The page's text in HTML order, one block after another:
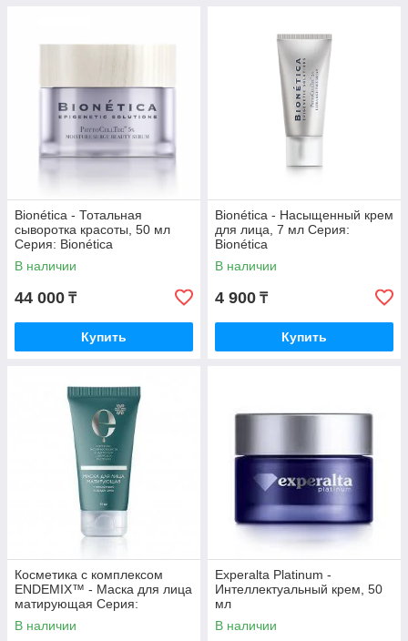
Bionética - Тотальная
сыворотка красоты, 50 мл
Серия: Bionética
В наличии
44 000 ₸
Купить
Bionética - Насыщенный крем
для лица, 7 мл Серия:
Bionética
В наличии
4 900 ₸
Купить
Косметика с комплексом
ENDEMIX™ - Маска для лица
матирующая Серия:
Косметика с комплексом
ENDEMIX™
В наличии
Experalta Platinum -
Интеллектуальный крем, 50
мл
В наличии